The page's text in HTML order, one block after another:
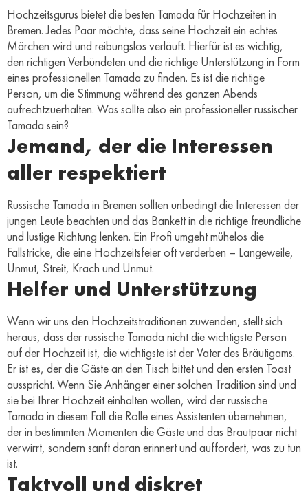
Hochzeitsgurus bietet die besten Tamada für Hochzeiten in
Bremen. Jedes Paar möchte, dass seine Hochzeit ein echtes
Märchen wird und reibungslos verläuft. Hierfür ist es wichtig,
den richtigen Verbündeten und die richtige Unterstützung in Form
eines professionellen Tamada zu finden. Es ist die richtige
Person, um die Stimmung während des ganzen Abends
aufrechtzuerhalten. Was sollte also ein professioneller russischer
Tamada sein?
Jemand, der die Interessen
aller respektiert
Russische Tamada in Bremen sollten unbedingt die Interessen der
jungen Leute beachten und das Bankett in die richtige freundliche
und lustige Richtung lenken. Ein Profi umgeht mühelos die
Fallstricke, die eine Hochzeitsfeier oft verderben – Langeweile,
Unmut, Streit, Krach und Unmut.
Helfer und Unterstützung
Wenn wir uns den Hochzeitstraditionen zuwenden, stellt sich
heraus, dass der russische Tamada nicht die wichtigste Person
auf der Hochzeit ist, die wichtigste ist der Vater des Bräutigams.
Er ist es, der die Gäste an den Tisch bittet und den ersten Toast
ausspricht. Wenn Sie Anhänger einer solchen Tradition sind und
sie bei Ihrer Hochzeit einhalten wollen, wird der russische
Tamada in diesem Fall die Rolle eines Assistenten übernehmen,
der in bestimmten Momenten die Gäste und das Brautpaar nicht
verwirrt, sondern sanft daran erinnert und auffordert, was zu tun
ist.
Taktvoll und diskret